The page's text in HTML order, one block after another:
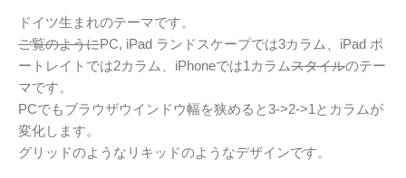
ドイツ生まれのテーマです。
ご覧のようにPC, iPad ランドスケープでは3カラム、iPad ポ
ートレイトでは2カラム、iPhoneでは1カラムスタイルのテー
マです。
PCでもブラウザウインドウ幅を狭めると3->2->1とカラムが
変化します。
グリッドのようなリキッドのようなデザインです。